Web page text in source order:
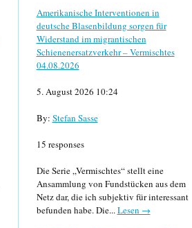
Amerikanische Interventionen in
deutsche Blasenbildung sorgen für
Widerstand im migrantischen
Schienenersatzverkehr – Vermischtes
04.08.2026
5. August 2026 10:24
By: Stefan Sasse
15 responses
Die Serie „Vermischtes“ stellt eine
Ansammlung von Fundstücken aus dem
Netz dar, die ich subjektiv für interessant
befunden habe. Die...Lesen →